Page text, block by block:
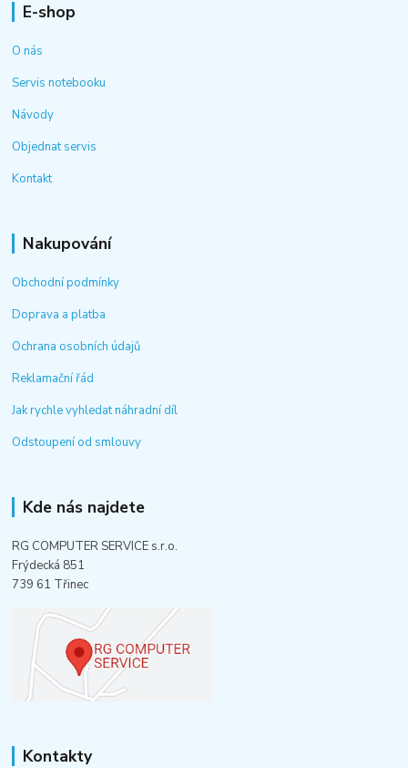
E-shop
O nás
Servis notebooku
Návody
Objednat servis
Kontakt
Nakupování
Obchodní podmínky
Doprava a platba
Ochrana osobních údajů
Reklamační řád
Jak rychle vyhledat náhradní díl
Odstoupení od smlouvy
Kde nás najdete
RG COMPUTER SERVICE s.r.o.
Frýdecká 851
739 61 Třinec
Kontakty